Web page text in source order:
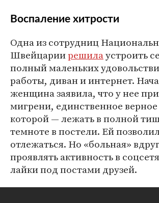
Воспаление хитрости
Одна из сотрудниц
Швейцариирешилаустроить
полный маленьких
работы, диван и интернет.
женщина заявила, что у нее
мигрени, единственное верное
которой — лежать в полной
темноте в постели. Ей
отлежаться. Но «больная»
проявлять активность в
лайки под постами друзей.